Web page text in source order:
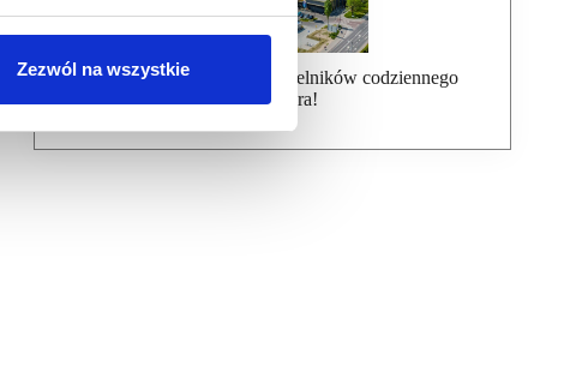
Zezwól na wszystkie
Dołącz do ponad 7000 czytelników codziennego
newslettera!